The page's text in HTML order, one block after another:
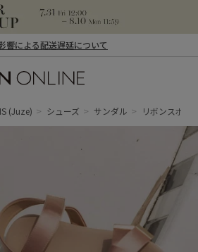
響による配送遅延について
(Juze) シューズ サンダル リボンスポー